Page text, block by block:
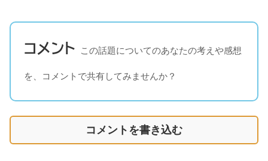
コメント この話題についてのあなたの考えや感想
を、コメントで共有してみませんか？
コメントを書き込む